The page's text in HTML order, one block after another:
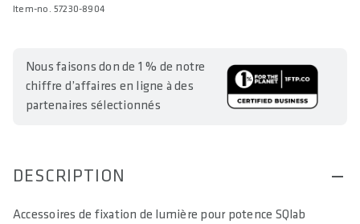
Item-no. 57230-8904
Nous faisons don de 1 % de notre
chiffre d’affaires en ligne à des
partenaires sélectionnés
DESCRIPTION
Accessoires de fixation de lumière pour potence SQlab